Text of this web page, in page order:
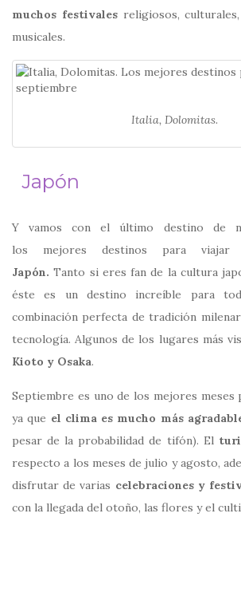
muchos festivales religiosos,
musicales.
Italia, Dolomitas.
Japón
Y vamos con el último destino de
los mejores destinos para viajar
Japón.Tanto si eres fan de la cultura
éste es un destino increíble para
combinación perfecta de tradición
tecnología. Algunos de los lugares más
Kioto y Osaka.
Septiembre es uno de los mejores meses
ya que el clima es mucho más
pesar de la probabilidad de tifón). El
respecto a los meses de julio y agosto,
disfrutar de varias celebraciones y
con la llegada del otoño, las flores y el